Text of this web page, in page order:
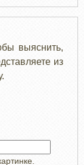
выяснить,
из